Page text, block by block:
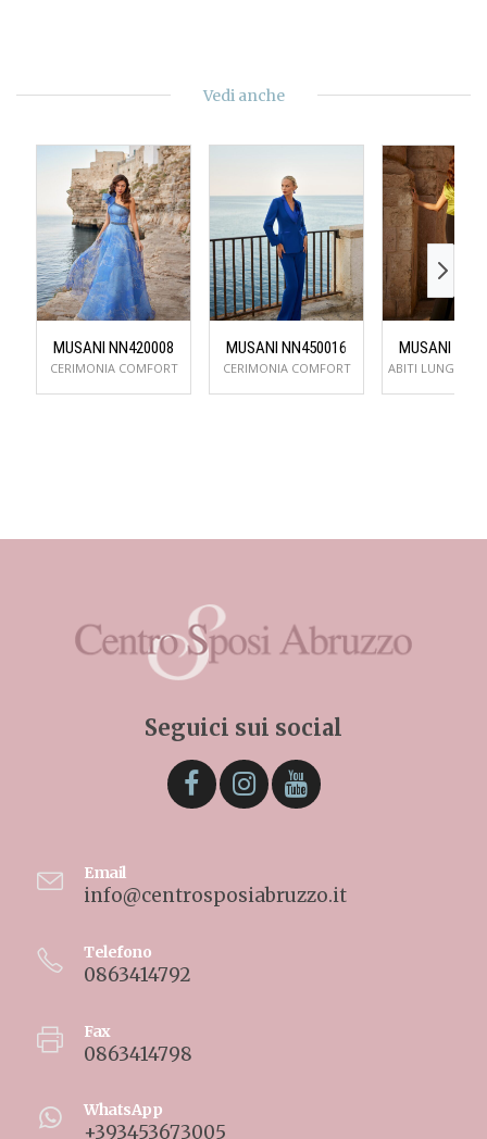
Vedi anche
MUSANI NN420008
CERIMONIA COMFORT
MUSANI NN450016
CERIMONIA COMFORT
MUSANI
Seguici sui social
Email
info@centrosposiabruzzo.it
Telefono
0863414792
Fax
0863414798
WhatsApp
+393453673005